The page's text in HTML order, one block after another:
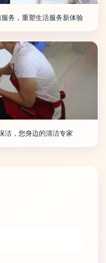
务，重塑生活服务新体验
洁，您身边的清洁专家